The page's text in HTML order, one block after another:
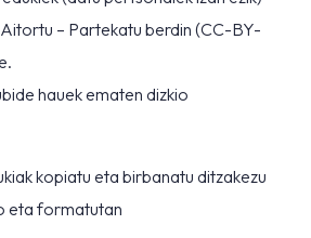
– Partekatu berdin (CC-BY-
hauek ematen dizkio
kopiatu eta birbanatu ditzakezu
eta formatutan